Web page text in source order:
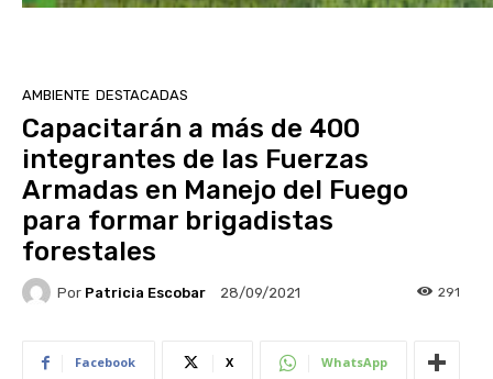
AMBIENTE DESTACADAS
Capacitarán a más de 400
integrantes de las Fuerzas
Armadas en Manejo del Fuego
para formar brigadistas
forestales
Por Patricia Escobar 28/09/2021 291
Facebook X WhatsApp